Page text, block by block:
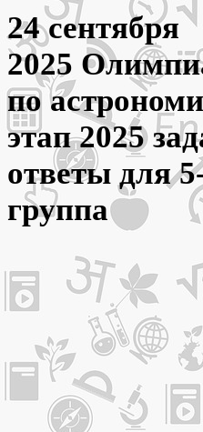
24 сентября
2025
по
этап 2025
ответы для
группа